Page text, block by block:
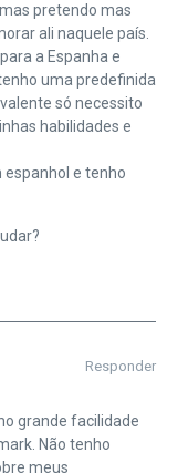
pretendo mas
ali naquele país.
a Espanha e
uma predefinida
só necessito
habilidades e
e tenho
Responder
grande facilidade
Não tenho
meus